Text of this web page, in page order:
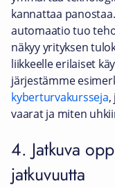
kannattaa
automaatio tuo
näkyy yrityksen
liikkeelle erilaiset
järjestämme
kyberturvakursseja,
vaarat ja miten
4. Jatkuva
jatkuvuutta